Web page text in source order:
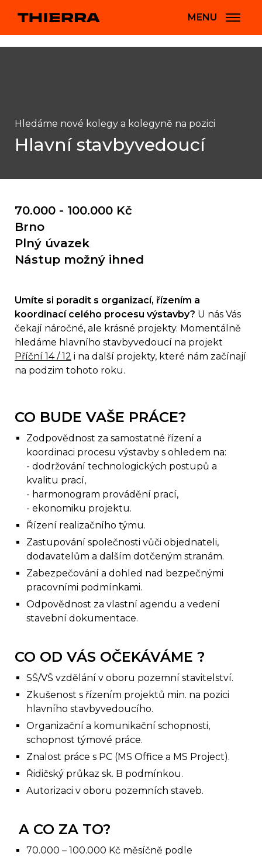
MENU
Hledáme nové kolegy a kolegyně na pozici
Hlavní stavbyvedoucí
70.000 - 100.000 Kč
Brno
Plný úvazek
Nástup možný ihned
Umíte si poradit s organizací, řízením a
koordinací celého procesu výstavby? U nás Vás
čekají náročné, ale krásné projekty. Momentálně
hledáme hlavního stavbyvedoucí na projekt
Příční 14 / 12 i na další projekty, které nám začínají
na podzim tohoto roku.
CO BUDE VAŠE PRÁCE?
Zodpovědnost za samostatné řízení a
koordinaci procesu výstavby s ohledem na:
- dodržování technologických postupů a
kvalitu prací,
- harmonogram provádění prací,
- ekonomiku projektu.
Řízení realizačního týmu.
Zastupování společnosti vůči objednateli,
dodavatelům a dalším dotčeným stranám.
Zabezpečování a dohled nad bezpečnými
pracovními podmínkami.
Odpovědnost za vlastní agendu a vedení
stavební dokumentace.
CO OD VÁS OČEKÁVÁME ?
SŠ/VŠ vzdělání v oboru pozemní stavitelství.
Zkušenost s řízením projektů min. na pozici
hlavního stavbyvedoucího.
Organizační a komunikační schopnosti,
schopnost týmové práce.
Znalost práce s PC (MS Office a MS Project).
Řidičský průkaz sk. B podmínkou.
Autorizaci v oboru pozemních staveb.
A CO ZA TO?
70.000 – 100.000 Kč měsíčně podle